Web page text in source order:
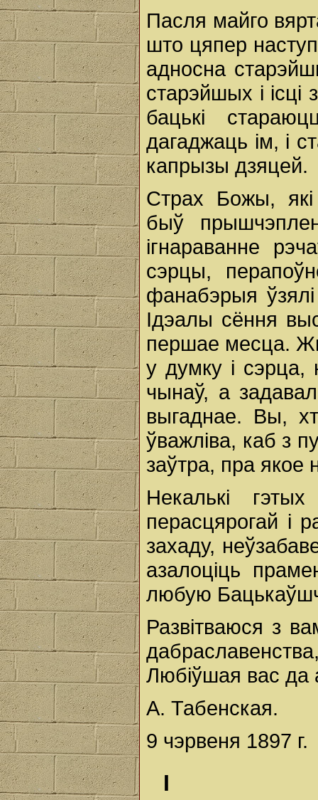
Пасля майго
што цяпер
адносна
старэйшых і
бацькі
дагаджаць ім, і
капрызы дзяцей.
Страх Божы, які
быў
ігнараванне
сэрцы,
фанабэрыя
Ідэалы сёння
першае месца.
у думку і сэрца,
чынаў, а
выгаднае. Вы,
ўважліва, каб з
заўтра, пра якое
Некалькі
перасцярогай і
захаду,
азалоціць
любую
Развітваюся з
Любіўшая вас да
А. Табенская.
9 чэрвеня 1897 г.
І